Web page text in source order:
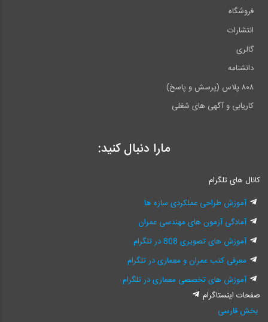
فروشگاه
انتشارات
گالری
دانشنامه
۸۰۸ پلاس (پرسش و پاسخ)
کاریابی و آگهی های شغلی
مارا دنبال کنید:
کانال های تلگرام
آموزش طراحی عملکردی سازه ها
آمادگی آزمون های مهندسی عمران
آموزش های تصویری 808 در تلگرام
معرفی کتب عمران و معماری در تلگرام
آموزش های تخصصی معماری در تلگرام
صفحات اینستاگرام
بخش فارسی